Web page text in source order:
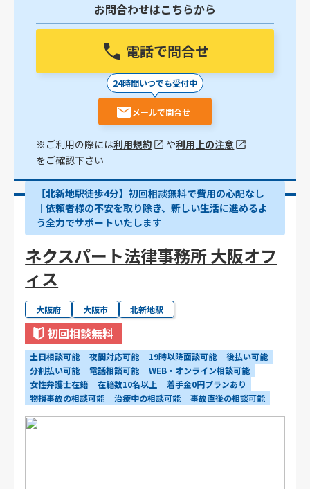
お問合わせはこちらから
電話で問合せ
24時間いつでも受付中
メールで問合せ
※ご利用の際には利用規約 や利用上の注意
をご確認下さい
【北新地駅徒歩4分】初回相談無料で費用の心配なし
｜依頼者様の不安を取り除き、新しい生活に進めるよ
う全力でサポートいたします
ネクスパート法律事務所 大阪オフ
ィス
大阪府 大阪市 北新地駅
初回相談無料
土日相談可能 夜間対応可能 19時以降面談可能
後払い可能
分割払い可能
電話相談可能
WEB・オンライン相談可能
女性弁護士在籍
在籍数10名以上
着手金0円プランあり
物損事故の相談可能
治療中の相談可能 事故直後の相談可能